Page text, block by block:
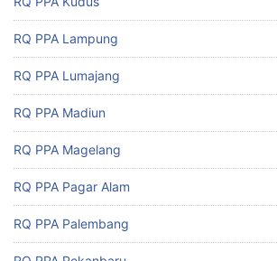
RQ PPA Lampung
RQ PPA Lumajang
RQ PPA Madiun
RQ PPA Magelang
RQ PPA Pagar Alam
RQ PPA Palembang